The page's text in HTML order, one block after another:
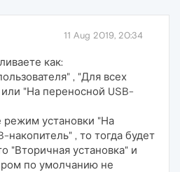
11 Aug 2019, 20:34
как:
, "Для всех
или "На переносной USB-
режим установки "На
накопитель" , то тогда будет
"Вторичная установка" и
по умолчанию не